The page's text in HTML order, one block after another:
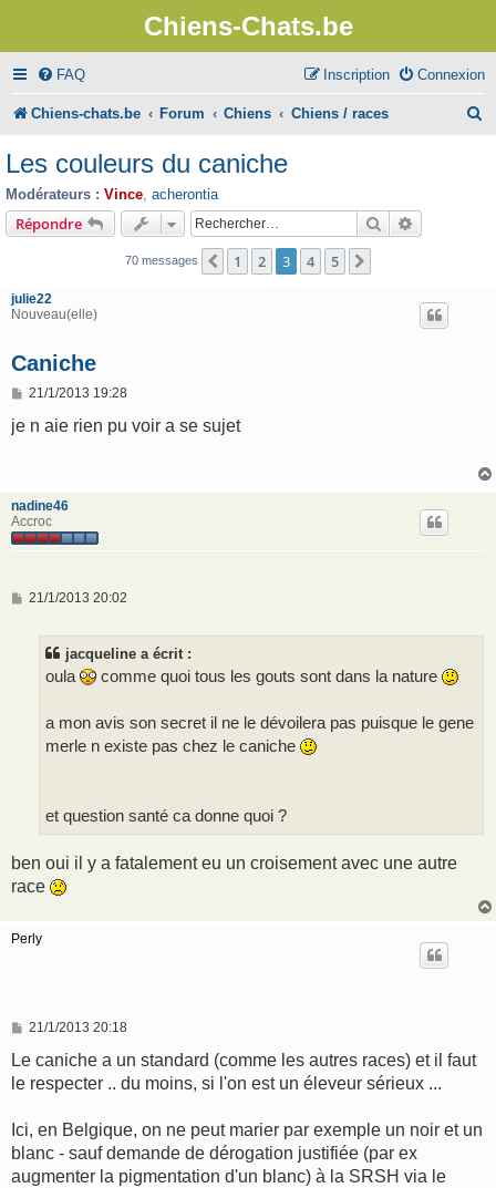
Chiens-Chats.be
FAQ Connexion
Inscription
Chiens-chats.be Forum Chiens Chiens / races
Les couleurs du caniche
Modérateurs : Vince acherontia
Répondre Rechercher
70 messages Précédent
1 2 3 4 5
julie22
Nouveau(elle)
Caniche
M
s
21/1/2013 19:28
je n aie rien pu voir a se sujet
nadine46
Accroc
M
21/1/2013 20:02
jacqueline a écrit :
oula comme quoi tous les gouts sont dans la nature
a mon avis son secret il ne le dévoilera pas puisque le gene
merle n existe pas chez le caniche
et question santé ca donne quoi ?
ben oui il y a fatalement eu un croisement avec une autre
race
Perly
M
s
a
e
21/1/2013 20:18
Le caniche a un standard (comme les autres races) et il faut
le respecter .. du moins, si l'on est un éleveur sérieux ...
Ici, en Belgique, on ne peut marier par exemple un noir et un
blanc - sauf demande de dérogation justifiée (par ex
augmenter la pigmentation d'un blanc) à la SRSH via le